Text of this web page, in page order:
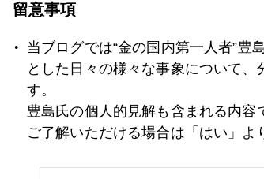
http://www.kampozaidan.or.jp/CL01_01/
今日は、株暴落、円暴騰、１０年国債マイナ
留意事項
当ブログでは“金の国内第一人者”豊
とした日々の様々な事象について
す。
豊島氏の個人的見解も含まれる内容
ご了解いただける場合は「はい」よ